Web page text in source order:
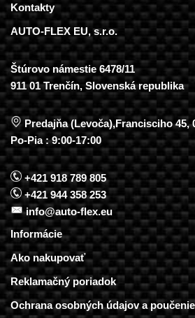
Kontakty
AUTO-FLEX EU, s.r.o.
Štúrovo námestie 6478/11
911 01 Trenčín, Slovenská republika
Predajňa (Levoča),Francisciho 45,
Po-Pia : 9:00-17:00
+421 918 789 805
+421 944 358 253
info@auto-flex.eu
Informácie
Ako nakupovať
Reklamačný poriadok
Ochrana osobných údajov a